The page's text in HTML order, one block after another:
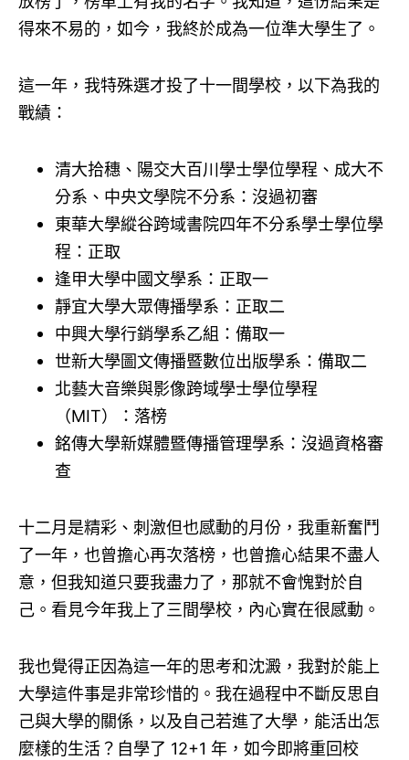
得來不易的，如今，我終於成為一位準大學生了。
這一年，我特殊選才投了十一間學校，以下為我的
戰績：
清大拾穗、陽交大百川學士學位學程、成大不
分系、中央文學院不分系：沒過初審
東華大學縱谷跨域書院四年不分系學士學位學
程：正取
逢甲大學中國文學系：正取一
靜宜大學大眾傳播學系：正取二
中興大學行銷學系乙組：備取一
世新大學圖文傳播暨數位出版學系：備取二
北藝大音樂與影像跨域學士學位學程
（MIT）：落榜
銘傳大學新媒體暨傳播管理學系：沒過資格審
查
十二月是精彩、刺激但也感動的月份，我重新奮鬥
了一年，也曾擔心再次落榜，也曾擔心結果不盡人
意，但我知道只要我盡力了，那就不會愧對於自
己。看見今年我上了三間學校，內心實在很感動。
我也覺得正因為這一年的思考和沈澱，我對於能上
大學這件事是非常珍惜的。我在過程中不斷反思自
己與大學的關係，以及自己若進了大學，能活出怎
麼樣的生活？自學了 12+1 年，如今即將重回校